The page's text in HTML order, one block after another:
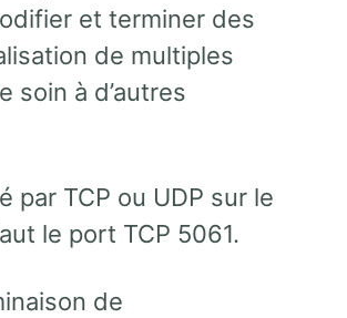
et terminer des
de multiples
soin à d’autres
par TCP ou UDP sur le
le port TCP 5061.
de